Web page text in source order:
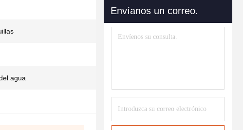
agua
Envíanos un correo.